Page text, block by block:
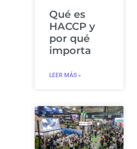
Qué es
HACCP y
por qué
importa
LEER MÁS »